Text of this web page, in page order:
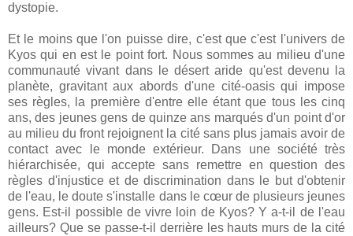
dystopie.
Et le moins que l'on puisse dire, c'est que c'est l'univers de
Kyos qui en est le point fort. Nous sommes au milieu d'une
communauté vivant dans le désert aride qu'est devenu la
planète, gravitant aux abords d'une cité-oasis qui impose
ses règles, la première d'entre elle étant que tous les cinq
ans, des jeunes gens de quinze ans marqués d'un point d'or
au milieu du front rejoignent la cité sans plus jamais avoir de
contact avec le monde extérieur. Dans une société très
hiérarchisée, qui accepte sans remettre en question des
règles d'injustice et de discrimination dans le but d'obtenir
de l'eau, le doute s'installe dans le cœur de plusieurs jeunes
gens. Est-il possible de vivre loin de Kyos? Y a-t-il de l'eau
ailleurs? Que se passe-t-il derrière les hauts murs de la cité